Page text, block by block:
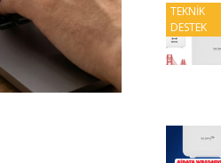
TEKNİK
DESTEK